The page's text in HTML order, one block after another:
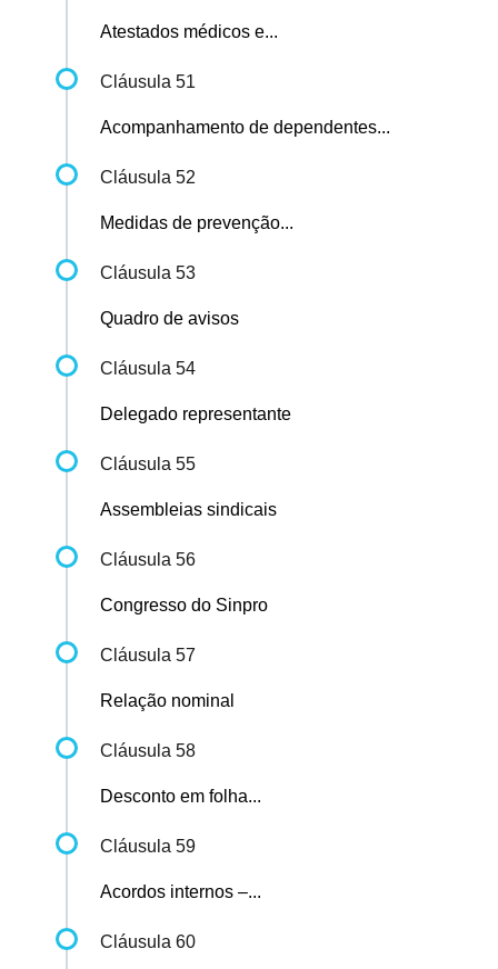
Atestados médicos e...
Cláusula 51
Acompanhamento de dependentes...
Cláusula 52
Medidas de prevenção...
Cláusula 53
Quadro de avisos
Cláusula 54
Delegado representante
Cláusula 55
Assembleias sindicais
Cláusula 56
Congresso do Sinpro
Cláusula 57
Relação nominal
Cláusula 58
Desconto em folha...
Cláusula 59
Acordos internos –...
Cláusula 60